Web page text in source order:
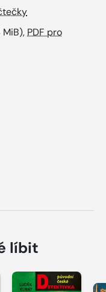
MiB),PDF pro
líbit